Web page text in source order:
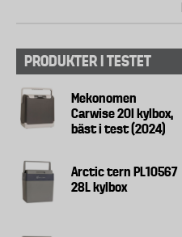
PRODUKTER I TESTET
Mekonomen
Carwise 20l kylbox,
bäst i test (2024)
Arctic tern PL10567
28L kylbox